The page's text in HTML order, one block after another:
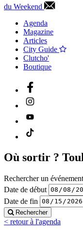
du Weekend
Agenda
Magazine
Articles
City Guide
Clutcho'
Boutique
Où sortir ?
Rechercher un
Date de début
Date de fin
Rechercher
< retour à l'agenda